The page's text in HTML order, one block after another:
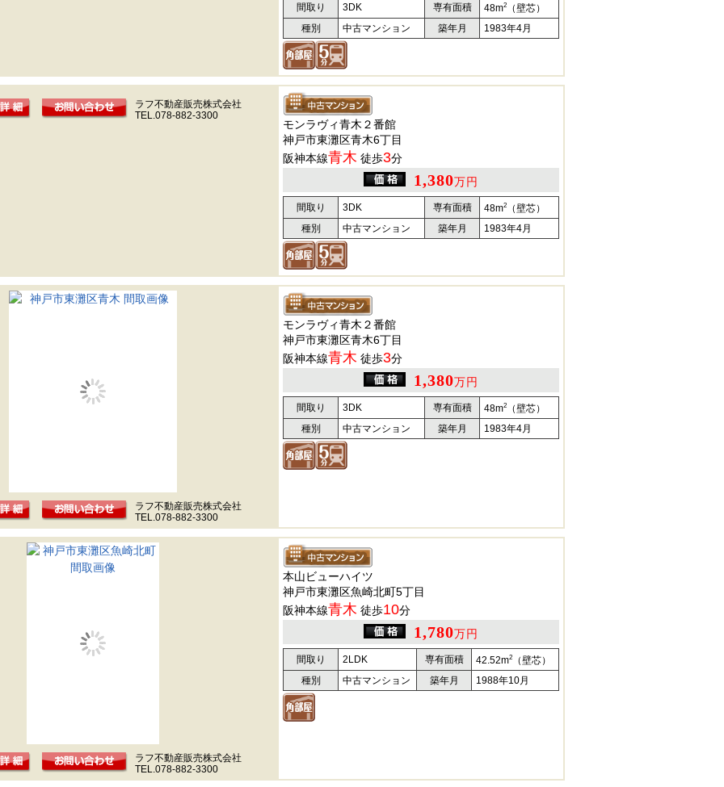
間取り 3DK 専有面積 48m2
（壁芯）
種別
中古マンション 築年月 1983年4月
ラフ不動産販売株式会社
TEL.078-882-3300
モンラヴィ青木２番館
神戸市東灘区青木6丁目
阪神本線青木 徒歩3分
1,380万円
間取り 3DK 専有面積 48m2
（壁芯）
種別
中古マンション 築年月 1983年4月
ラフ不動産販売株式会社
TEL.078-882-3300
モンラヴィ青木２番館
神戸市東灘区青木6丁目
阪神本線青木 徒歩3分
1,380万円
間取り 3DK 専有面積 48m2
（壁芯）
種別
中古マンション 築年月 1983年4月
ラフ不動産販売株式会社
TEL.078-882-3300
本山ビューハイツ
神戸市東灘区魚崎北町5丁目
阪神本線青木 徒歩10分
1,780万円
間取り 2LDK 専有面積 42.52m2
（壁芯）
種別
中古マンション 築年月 1988年10月